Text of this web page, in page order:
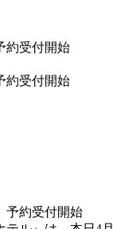
約受付開始
約受付開始